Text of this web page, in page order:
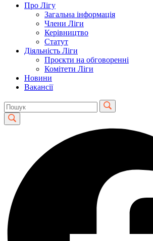
Про Лігу
Загальна інформація
Члени Ліги
Керівництво
Статут
Діяльність Ліги
Проєкти на обговоренні
Комітети Ліги
Новини
Вакансії